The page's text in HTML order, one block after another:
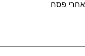
פסח